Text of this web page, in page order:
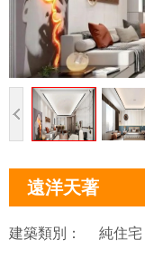
遠洋天著
建築類別： 純住宅